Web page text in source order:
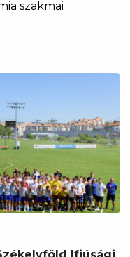
szakmai
Ifjúsági